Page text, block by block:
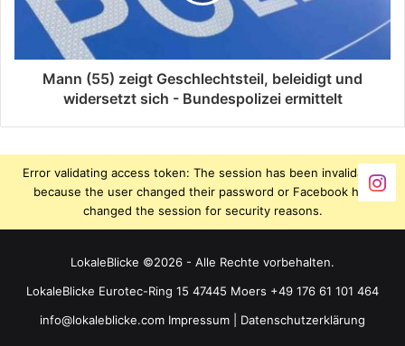
Mann (55) zeigt Geschlechtsteil, beleidigt und
widersetzt sich - Bundespolizei ermittelt
Error validating access token: The session has been invalidated
because the user changed their password or Facebook has
changed the session for security reasons.
LokaleBlicke ©2026 - Alle Rechte vorbehalten.
LokaleBlicke Eurotec-Ring 15 47445 Moers +49 176 61 101 464
info@lokaleblicke.com Impressum Datenschutzerklärung